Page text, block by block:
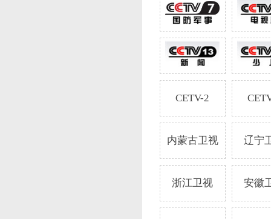
CETV-2
内蒙古卫视 辽宁
浙江卫视 安徽